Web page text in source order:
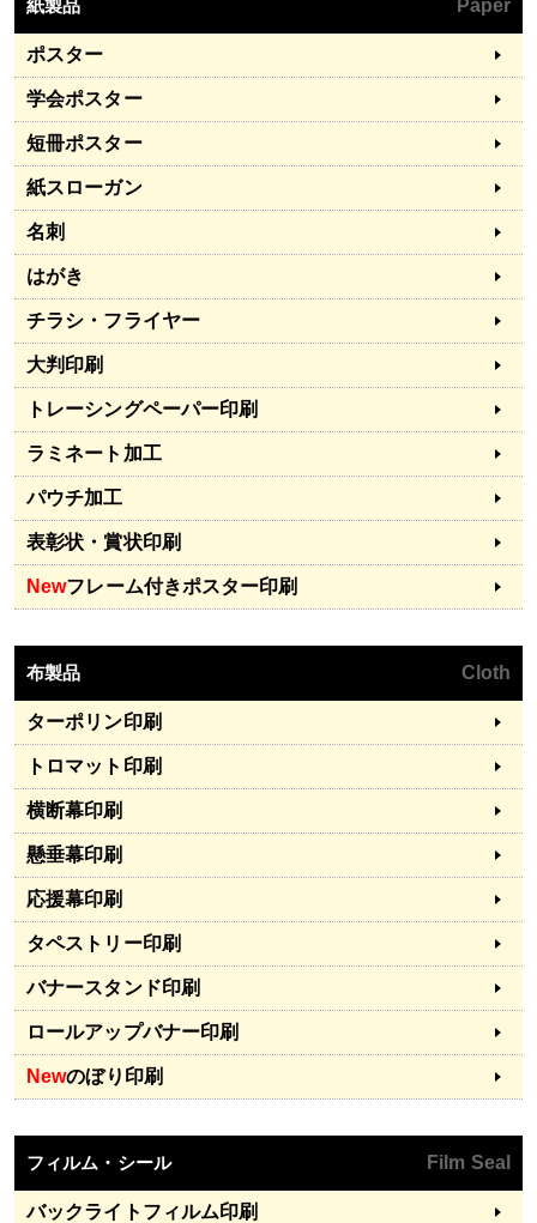
紙製品 Paper
ポスター
学会ポスター
短冊ポスター
紙スローガン
名刺
はがき
チラシ・フライヤー
大判印刷
トレーシングペーパー印刷
ラミネート加工
パウチ加工
表彰状・賞状印刷
Newフレーム付きポスター印刷
布製品 Cloth
ターポリン印刷
トロマット印刷
横断幕印刷
懸垂幕印刷
応援幕印刷
タペストリー印刷
バナースタンド印刷
ロールアップバナー印刷
Newのぼり印刷
フィルム・シール Film Seal
バックライトフィルム印刷